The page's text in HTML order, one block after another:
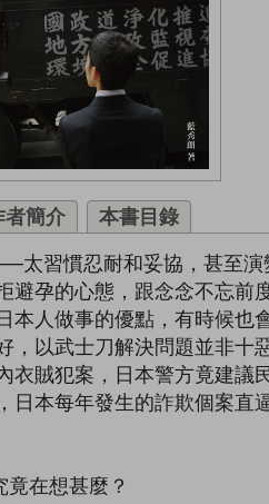
者簡介 本書目錄
太習慣忍耐和妥協，甚至演
避孕的心態，跟念念不忘前
本人做事的優點，有時候也
，以武士刀解決問題並非十
衣賊犯案，日本警方竟建議
日本每年發生的詐欺個案直
竟在想甚麼？